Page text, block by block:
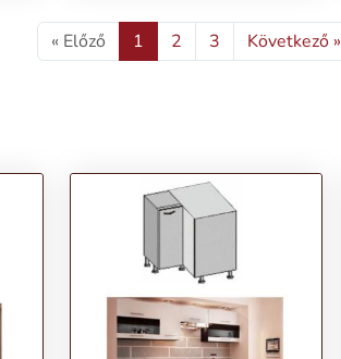
« Előző 1 2 3 Következő »